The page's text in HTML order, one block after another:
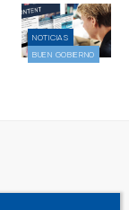
NOTICIAS
BUEN GOBIERNO